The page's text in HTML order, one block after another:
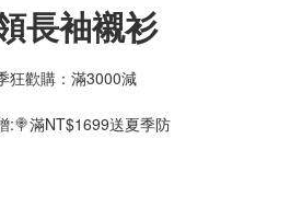
長袖襯衫
狂歡購：滿3000減
:🍭滿NT$1699送夏季防